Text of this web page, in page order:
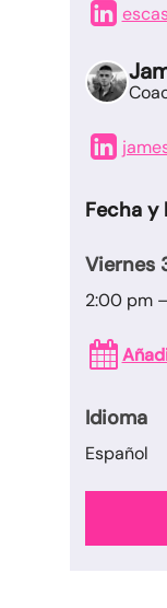
Fecha y
Viernes
2:00 pm
Idioma
Español